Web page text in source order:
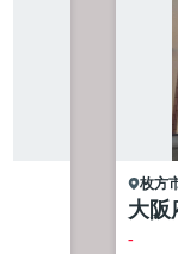
枚方
大阪
-